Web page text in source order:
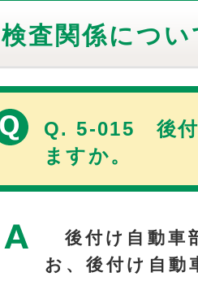
検査関係につい
Q. 5-015 後付
ますか。
後付け自動車
お、後付け自動